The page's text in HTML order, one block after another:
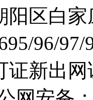
区白
96/
证新出